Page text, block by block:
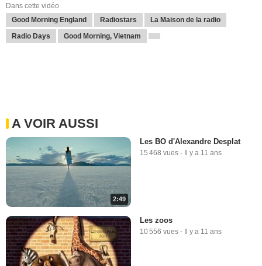
Dans cette vidéo
Good Morning England
Radiostars La Maison de la radio
Radio Days Good Morning, Vietnam
A VOIR AUSSI
2:49
Les BO d'Alexandre Desplat
15 468 vues - Il y a 11 ans
Les zoos
10 556 vues - Il y a 11 ans